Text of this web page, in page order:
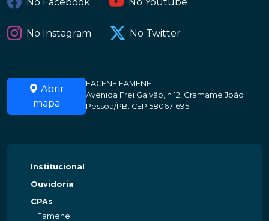
No Instagram No Twitter
Abrir
mapa
FACENE FAMENE
Avenida Frei Galvão, n 12, Gramame João
Pessoa/PB. CEP:58067-695
Institucional
Ouvidoria
CPAs
Famene